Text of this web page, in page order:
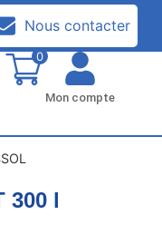
Nous contacter
0
Mon compte
300 l